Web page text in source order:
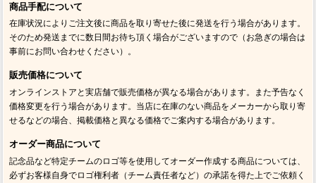
商品手配について
在庫状況によりご注文後に商品を取り寄せた後に発送を行う場合があります。
そのため発送までに数日間お待ち頂く場合がございますので（お急ぎの場合は
事前にお問い合わせください）。
販売価格について
オンラインストアと実店舗で販売価格が異なる場合があります。また予告なく
価格変更を行う場合があります。当店に在庫のない商品をメーカーから取り寄
せるなどの場合、掲載価格と異なる価格でご案内する場合があります。
オーダー商品について
記念品など特定チームのロゴ等を使用してオーダー作成する商品については、
必ずお客様自身でロゴ権利者（チーム責任者など）の承諾を得た上でご依頼く